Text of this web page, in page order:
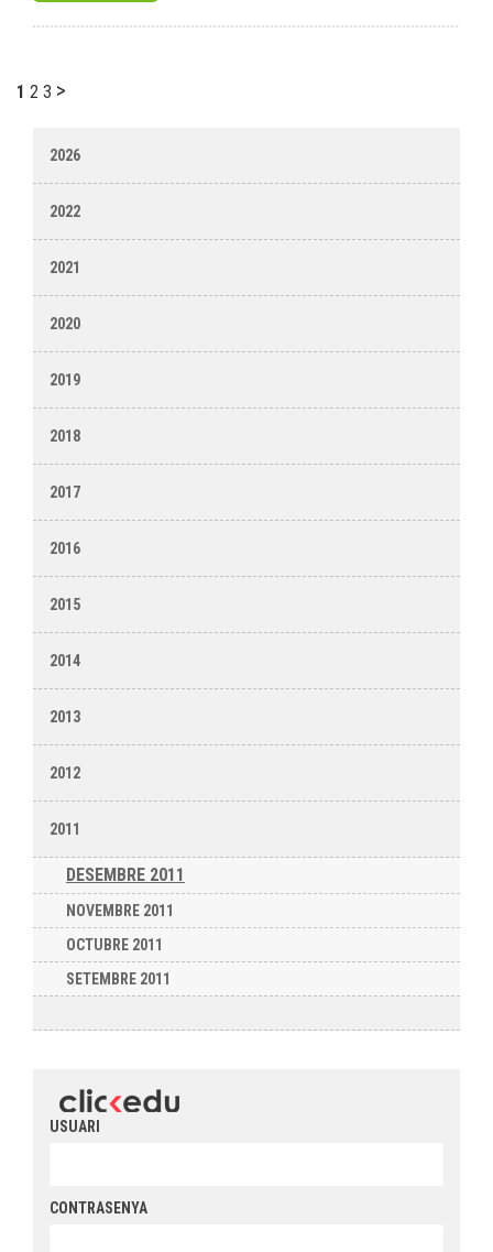
1 2 3 >
2026
2022
2021
2020
2019
2018
2017
2016
2015
2014
2013
2012
2011
DESEMBRE 2011
NOVEMBRE 2011
OCTUBRE 2011
SETEMBRE 2011
USUARI
CONTRASENYA